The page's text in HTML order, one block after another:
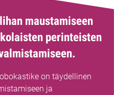
maustamiseen
perinteisten
on täydellinen
ja